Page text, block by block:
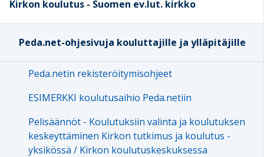
Kirkon koulutus - Suomen ev.lut. kirkko
Peda.net-ohjesivuja kouluttajille ja ylläpitäjille
Peda.netin rekisteröitymisohjeet
ESIMERKKI koulutusaihio Peda.netiin
Pelisäännöt - Koulutuksiin valinta ja koulutuksen
keskeyttäminen Kirkon tutkimus ja koulutus -
yksikössä / Kirkon koulutuskeskuksessa